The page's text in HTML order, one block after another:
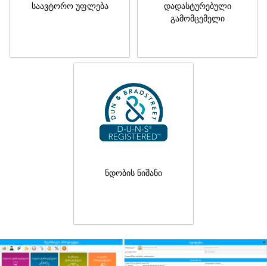
საავტორო უფლება
დადასტურებული
გამომცემელი
ნდობის ნიშანი